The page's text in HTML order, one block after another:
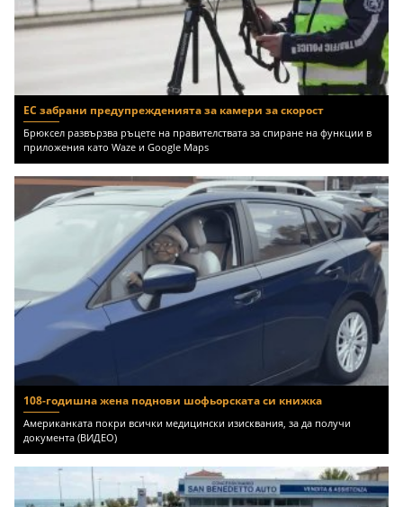
ЕС забрани предупрежденията за камери за скорост
Брюксел развързва ръцете на правителствата за спиране на функции в
приложения като Waze и Google Maps
108-годишна жена поднови шофьорската си книжка
Американката покри всички медицински изисквания, за да получи
документа (ВИДЕО)